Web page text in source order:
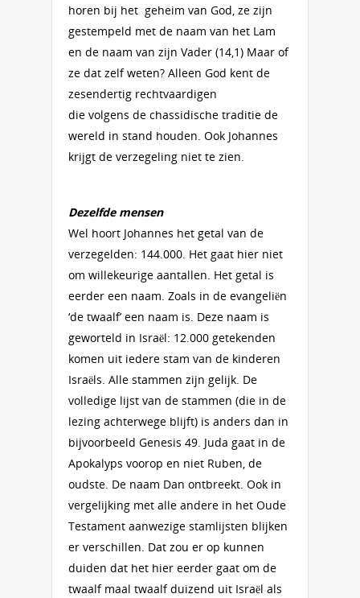
horen bij het geheim van God, ze zijn
gestempeld met de naam van het Lam
en de naam van zijn Vader (14,1) Maar of
ze dat zelf weten? Alleen God kent de
zesendertig rechtvaardigen
die volgens de chassidische traditie de
wereld in stand houden. Ook Johannes
krijgt de verzegeling niet te zien.
Dezelfde mensen
Wel hoort Johannes het getal van de
verzegelden: 144.000. Het gaat hier niet
om willekeurige aantallen. Het getal is
eerder een naam. Zoals in de evangeliën
‘de twaalf’ een naam is. Deze naam is
geworteld in Israël: 12.000 getekenden
komen uit iedere stam van de kinderen
Israëls. Alle stammen zijn gelijk. De
volledige lijst van de stammen (die in de
lezing achterwege blijft) is anders dan in
bijvoorbeeld Genesis 49. Juda gaat in de
Apokalyps voorop en niet Ruben, de
oudste. De naam Dan ontbreekt. Ook in
vergelijking met alle andere in het Oude
Testament aanwezige stamlijsten blijken
er verschillen. Dat zou er op kunnen
duiden dat het hier eerder gaat om de
twaalf maal twaalf duizend uit Israël als